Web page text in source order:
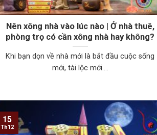
Nên xông nhà vào lúc nào | Ở nhà thuê,
phòng trọ có cần xông nhà hay không?
Khi bạn dọn về nhà mới là bắt đầu cuộc sống
mới, tài lộc mới....
15
Th12